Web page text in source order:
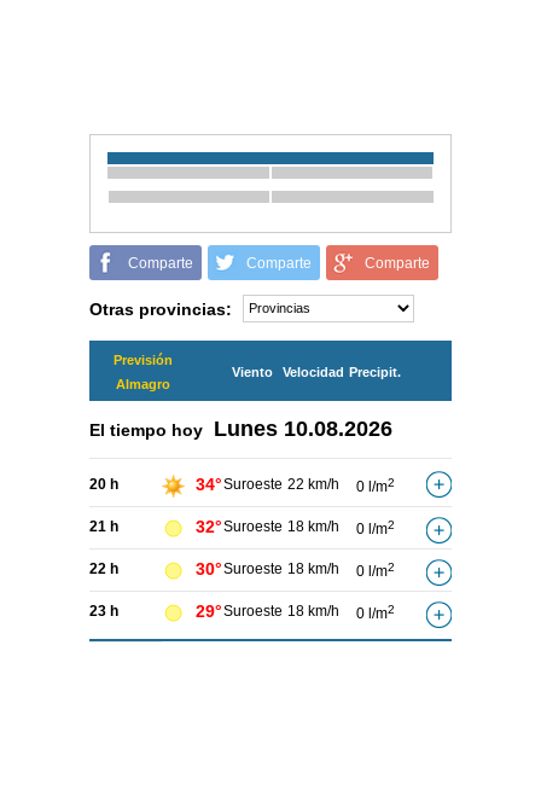
Comparte Comparte Comparte
Otras provincias:
Previsión
Almagro
Viento Velocidad Precipit.
El tiempo hoy Lunes 10.08.2026
20 h 34°Suroeste 22 km/h 0 l/m2
21 h 32°Suroeste 18 km/h 0 l/m2
22 h 30°Suroeste 18 km/h 0 l/m2
23 h 29°Suroeste 18 km/h 0 l/m2